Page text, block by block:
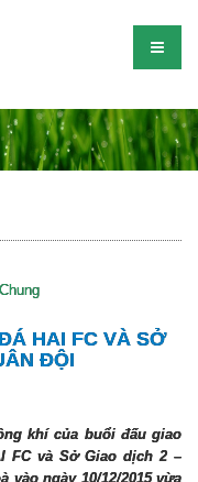
HAI FC VÀ SỞ
ĐỘI
khí của buổi đấu giao
FC và Sở Giao dịch 2 –
vào ngày 10/12/2015 vừa